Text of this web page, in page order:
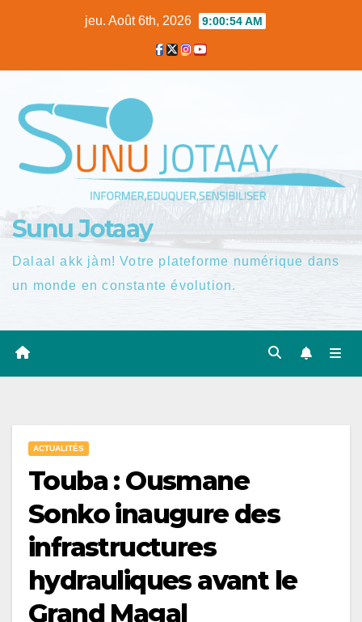
jeu. Août 6th, 2026 9:00:55 AM
Sunu Jotaay
Dalaal akk jàm! Votre plateforme numérique dans
un monde en constante évolution.
ACTUALITÉS
Touba : Ousmane
Sonko inaugure des
infrastructures
hydrauliques avant le
Grand Magal